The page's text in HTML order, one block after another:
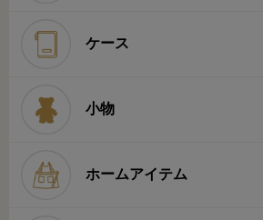
ケース
小物
ホームアイテム